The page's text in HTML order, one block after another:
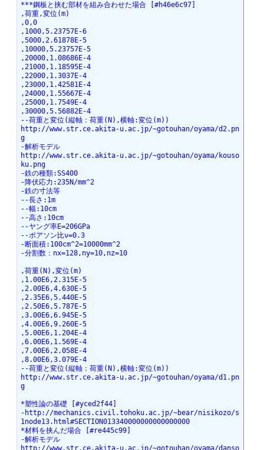
***鋼板と挟む部材を組み合わせた場合 [#h46e6c97]
,荷重,変位(m)
,0,0
,1000,5.23757E-6
,5000,2.61878E-5
,10000,5.23757E-5
,20000,1.08686E-4
,21000,1.18595E-4
,22000,1.3037E-4
,23000,1.42581E-4
,24000,1.55667E-4
,25000,1.7549E-4
,30000,5.56882E-4
--荷重と変位(縦軸：荷重(N),横軸:変位(m))
http://www.str.ce.akita-u.ac.jp/~gotouhan/oyama/d2.pn
g
-解析モデル
http://www.str.ce.akita-u.ac.jp/~gotouhan/oyama/kouso
ku.png
-鉄の種類:SS400
-降伏応力:235N/mm^2
-鉄の寸法等
--長さ:1m
--幅:10cm
--高さ:10cm
--ヤング率E=206GPa
--ポアソン比ν=0.3
-断面積:100cm^2=10000mm^2
-分割数：nx=128,ny=10,nz=10
,荷重(N),変位(m)
,1.00E6,2.315E-5
,2.00E6,4.630E-5
,2.35E6,5.440E-5
,2.50E6,5.787E-5
,3.00E6,6.945E-5
,4.00E6,9.260E-5
,5.00E6,1.204E-4
,6.00E6,1.569E-4
,7.00E6,2.058E-4
,8.00E6,3.079E-4
--荷重と変位(縦軸：荷重(N),横軸:変位(m))
http://www.str.ce.akita-u.ac.jp/~gotouhan/oyama/d1.pn
g
*塑性論の基礎 [#yced2f44]
-http://mechanics.civil.tohoku.ac.jp/~bear/nisikozo/s
1node13.html#SECTION013340000000000000000
*材料を挟んだ場合 [#re445c99]
-解析モデル